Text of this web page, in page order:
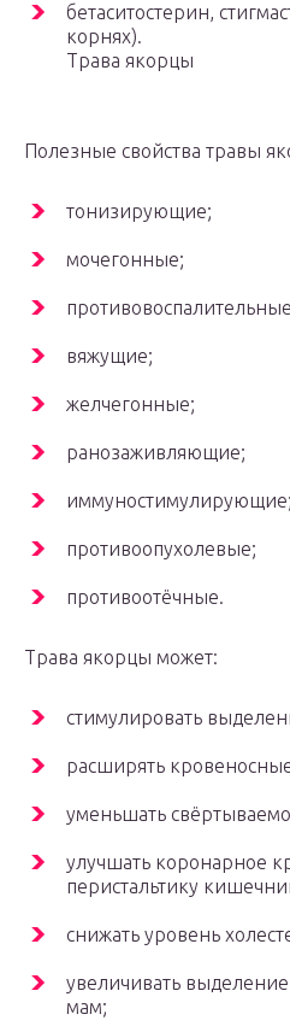
бетаситостерин,
корнях).
Трава якорцы
Полезные свойства травы
тонизирующие;
мочегонные;
вяжущие;
желчегонные;
ранозаживляющие;
иммуностимулирующие;
противоопухолевые;
противоотёчные.
Трава якорцы может:
стимулировать
расширять
уменьшать
улучшать коронарное
перистальтику
снижать уровень
увеличивать
мам;